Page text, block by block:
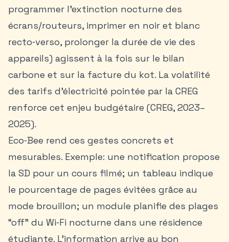
programmer l’extinction nocturne des
écrans/routeurs, imprimer en noir et blanc
recto‑verso, prolonger la durée de vie des
appareils) agissent à la fois sur le bilan
carbone et sur la facture du kot. La volatilité
des tarifs d’électricité pointée par la CREG
renforce cet enjeu budgétaire (CREG, 2023–
2025).
Eco‑Bee rend ces gestes concrets et
mesurables. Exemple: une notification propose
la SD pour un cours filmé; un tableau indique
le pourcentage de pages évitées grâce au
mode brouillon; un module planifie des plages
“off” du Wi‑Fi nocturne dans une résidence
étudiante. L’information arrive au bon